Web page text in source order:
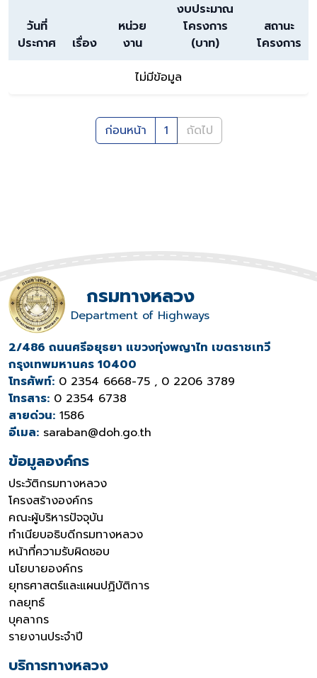
วันที่
ประกาศ
เรื่อง
หน่วย
งาน
งบประมาณ
โครงการ
(บาท)
สถานะ
โครงการ
ไม่มีข้อมูล
ก่อนหน้า 1 ถัดไป
กรมทางหลวง
Department of Highways
2/486 ถนนศรีอยุธยา แขวงทุ่งพญาไท เขตราชเทวี
กรุงเทพมหานคร 10400
โทรศัพท์: 0 2354 6668-75 , 0 2206 3789
โทรสาร: 0 2354 6738
สายด่วน: 1586
อีเมล: saraban@doh.go.th
ข้อมูลองค์กร
ประวัติกรมทางหลวง
โครงสร้างองค์กร
คณะผู้บริหารปัจจุบัน
ทำเนียบอธิบดีกรมทางหลวง
หน้าที่ความรับผิดชอบ
นโยบายองค์กร
ยุทธศาสตร์และแผนปฏิบัติการ
กลยุทธ์
บุคลากร
รายงานประจำปี
บริการทางหลวง